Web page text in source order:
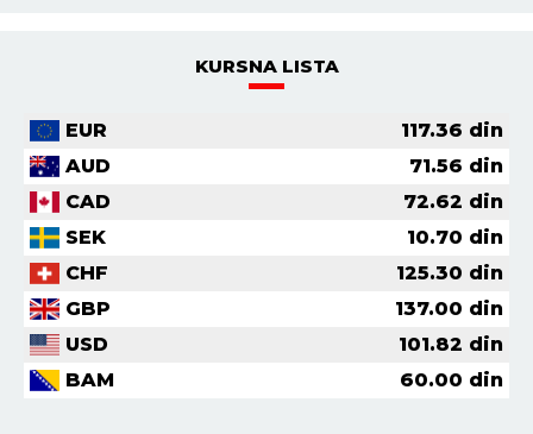
KURSNA LISTA
EUR 117.36 din
AUD
71.56 din
CAD
72.62 din
SEK
10.70 din
CHF
125.30 din
GBP
137.00 din
USD
101.82 din
BAM
60.00 din